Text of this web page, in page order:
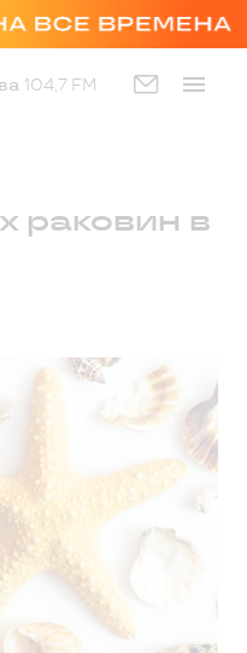
104,7 FM
раковин в